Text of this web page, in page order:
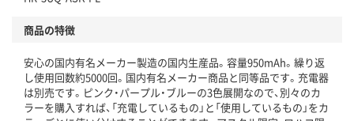
この商品の環境配慮ポイントです。下記商品詳細「
アスクル商品環境スコア詳細／加点項目
」で確認できます。
商品の特徴
安心の国内有名メーカー製造の国内生産品。容量950mAh。繰り返
し使用回数約5000回。国内有名メーカー商品と同等品です。充電器
は別売です。ピンク・パープル・ブルーの3色展開なので、別々のカ
ラーを購入すれば、「充電しているもの」と「使用しているもの」をカ